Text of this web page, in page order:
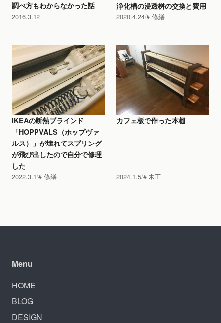
調べ方もわからなかった話
2016.3.12
浄化槽の浸透桝の交換と費用
2020.4.24 修繕
IKEAの断熱ブラインド
「HOPPVALS（ホップヴァ
ルス）」が壊れてスプリング
が飛び出したので自分で修理
した
2022.3.1 修繕
カフェ板で作った本棚
2024.1.5 木工
Menu
HOME
BLOG
DESIGN